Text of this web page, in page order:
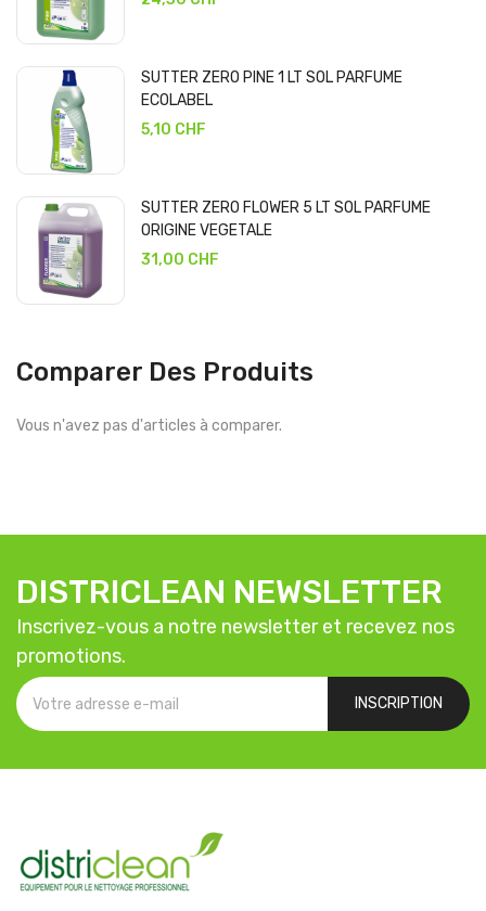
SUTTER ZERO PINE 1 LT SOL PARFUME
ECOLABEL
5,10 CHF
SUTTER ZERO FLOWER 5 LT SOL PARFUME
ORIGINE VEGETALE
31,00 CHF
Comparer Des Produits
Vous n'avez pas d'articles à comparer.
DISTRICLEAN NEWSLETTER
Inscrivez-vous a notre newsletter et recevez nos
promotions.
INSCRIPTION